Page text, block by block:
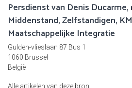
Persdienst van Denis
Middenstand, Zelfstandigen,
Maatschappelijke Integratie
Gulden-vlieslaan 87 Bus 1
1060 Brussel
België
Alle artikelen van deze bron